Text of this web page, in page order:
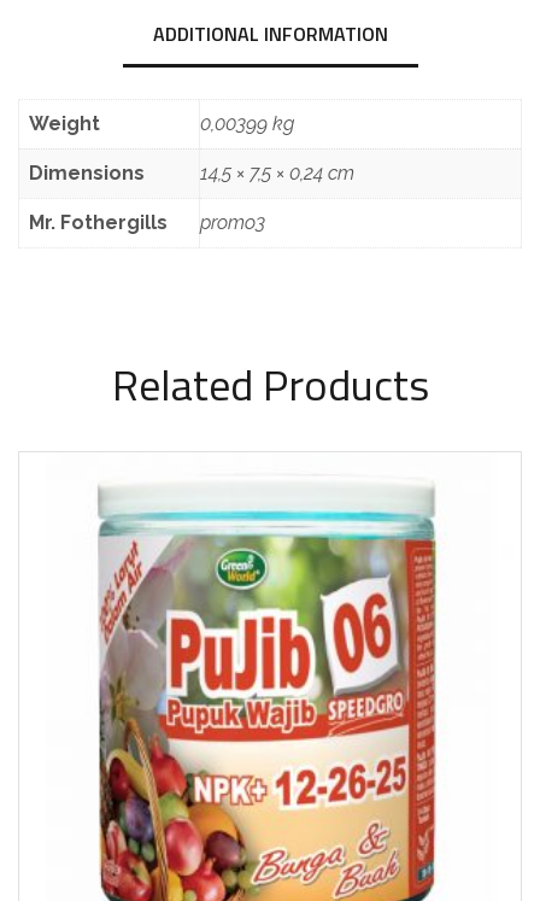
ADDITIONAL INFORMATION
Weight 0,00399 kg
Dimensions 14,5 × 7,5 × 0,24 cm
Mr. Fothergills promo3
Related Products